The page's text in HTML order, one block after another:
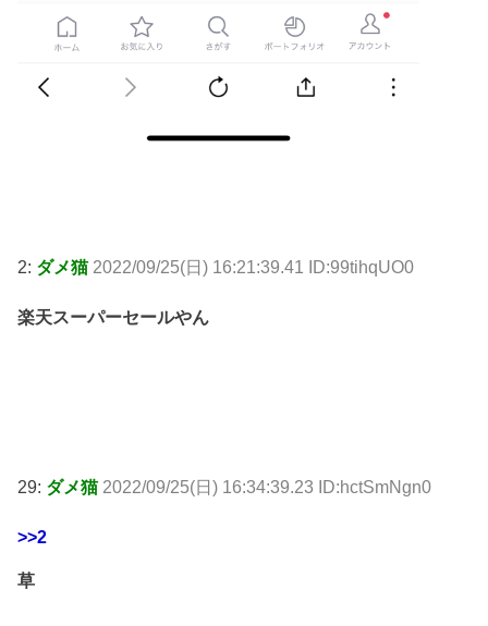
2: ダメ猫 2022/09/25(日) 16:21:39.41 ID:99tihqUO0
楽天スーパーセールやん
29: ダメ猫 2022/09/25(日) 16:34:39.23 ID:hctSmNgn0
>>2
草